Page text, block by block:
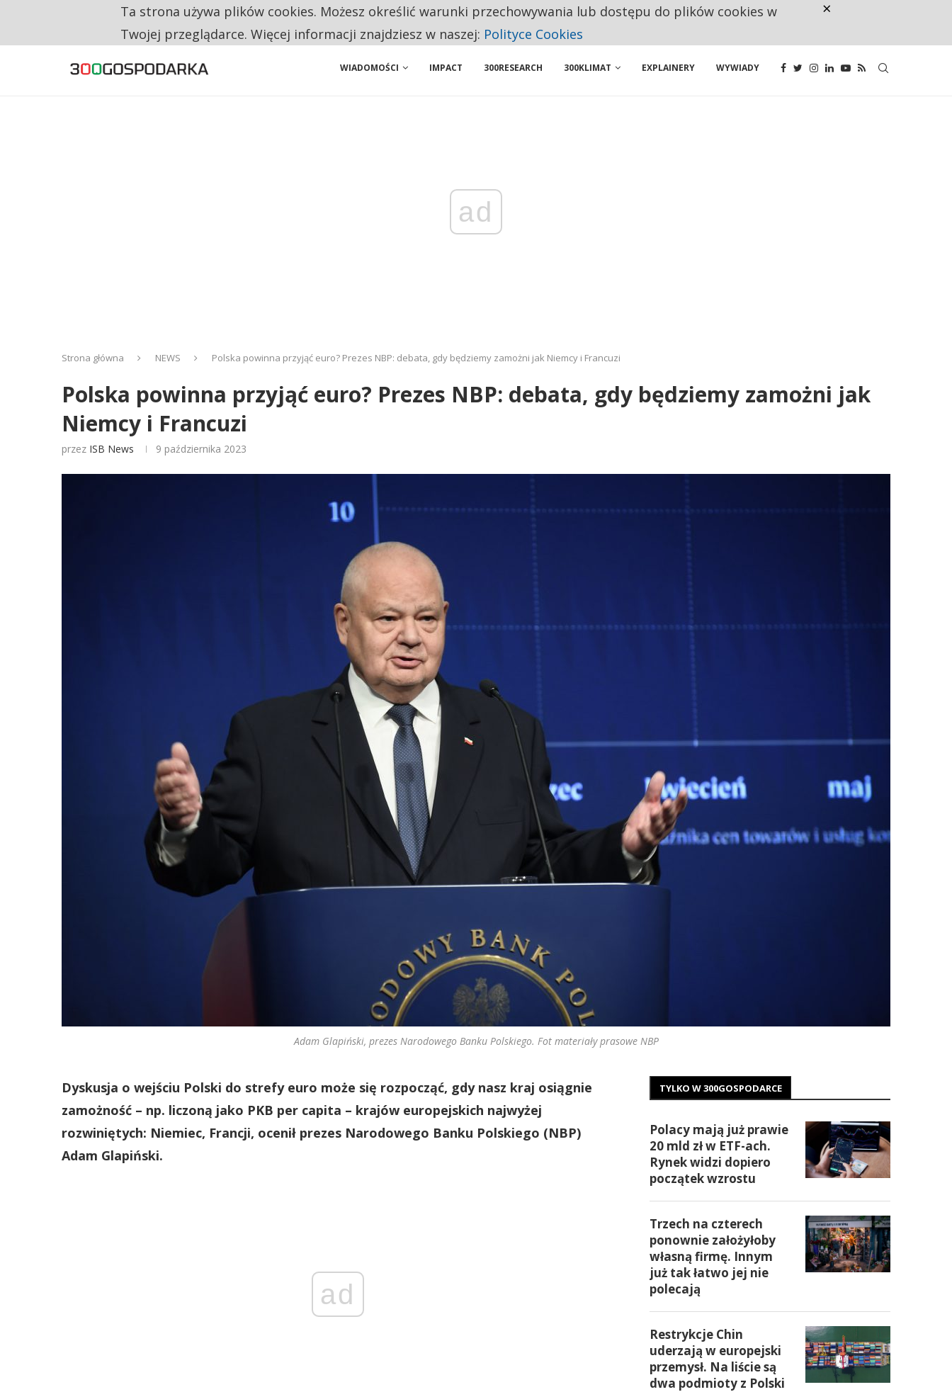
RESTRYKCJE CHIN UDERZAJĄ W EUROPEJSKI PRZEMYSŁ. NA LIŚCIE SĄ DWA PODMIOTY Z POLSKI
WIADOMOŚCI IMPACT 300RESEARCH 300KLIMAT EXPLAINERY WYWIADY
ad
Strona główna NEWS Polska powinna przyjąć euro? Prezes NBP: debata, gdy będziemy zamożni jak Niemcy i Francuzi
Polska powinna przyjąć euro? Prezes NBP: debata, gdy będziemy zamożni jak
Niemcy i Francuzi
przez ISB News 9 października 2023
Adam Glapiński, prezes Narodowego Banku Polskiego. Fot materiały prasowe NBP
Dyskusja o wejściu Polski do strefy euro może się rozpocząć, gdy nasz kraj osiągnie
zamożność – np. liczoną jako PKB per capita – krajów europejskich najwyżej
rozwiniętych: Niemiec, Francji, ocenił prezes Narodowego Banku Polskiego (NBP)
Adam Glapiński.
ad
TYLKO W 300GOSPODARCE
Polacy mają już prawie
20 mld zł w ETF-ach.
Rynek widzi dopiero
początek wzrostu
Trzech na czterech
ponownie założyłoby
własną firmę. Innym
już tak łatwo jej nie
polecają
Restrykcje Chin
uderzają w europejski
przemysł. Na liście są
dwa podmioty z Polski
Ta strona używa plików cookies. Możesz określić warunki przechowywania lub dostępu do plików cookies w
Twojej przeglądarce. Więcej informacji znajdziesz w naszej: Polityce Cookies
×